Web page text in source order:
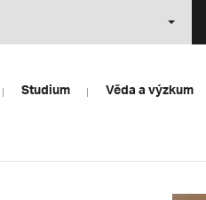
Studium Věda a výzkum